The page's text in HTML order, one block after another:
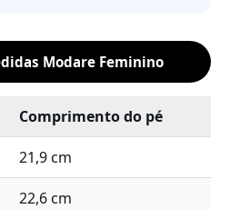
Modare Feminino
Comprimento do pé
21,9 cm
22,6 cm